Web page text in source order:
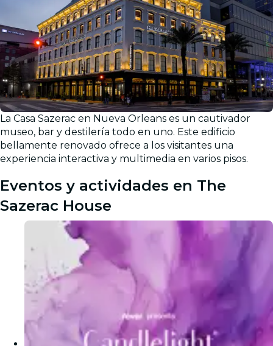
Galería
La Casa Sazerac en Nueva Orleans es un cautivador
museo, bar y destilería todo en uno. Este edificio
bellamente renovado ofrece a los visitantes una
experiencia interactiva y multimedia en varios pisos.
Eventos y actividades en The
Sazerac House